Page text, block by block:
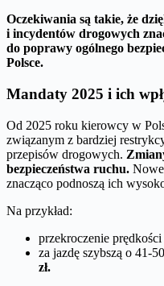
Oczekiwania są takie, że
i incydentów drogowych
do poprawy ogólnego
Polsce.
Mandaty 2025 i ich
Od 2025 roku kierowcy w
związanym z bardziej
przepisów drogowych.
bezpieczeństwa ruchu.
znacząco podnoszą ich
Na przykład:
przekroczenie
za jazdę szybszą o 41-
zł.